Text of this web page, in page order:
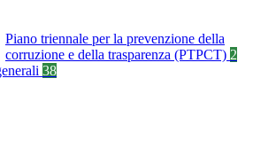
Piano triennale per la prevenzione della
corruzione e della trasparenza (PTPCT) 2
38